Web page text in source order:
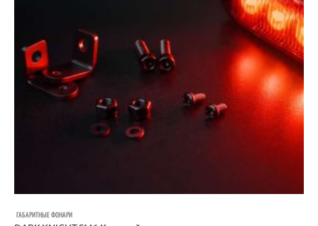
ГАБАРИТНЫЕ ФОНАРИ